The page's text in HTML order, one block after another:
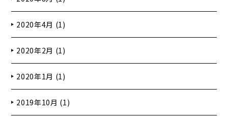
2020年4月 (1)
2020年2月 (1)
2020年1月 (1)
2019年10月 (1)